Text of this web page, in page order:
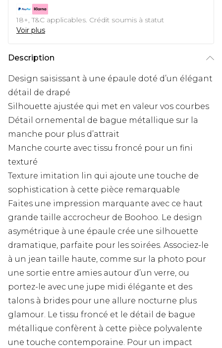
18+, T&C applicables. Crédit soumis à statut
Voir plus
Description
Design saisissant à une épaule doté d’un élégant
détail de drapé
Silhouette ajustée qui met en valeur vos courbes
Détail ornemental de bague métallique sur la
manche pour plus d’attrait
Manche courte avec tissu froncé pour un fini
texturé
Texture imitation lin qui ajoute une touche de
sophistication à cette pièce remarquable
Faites une impression marquante avec ce haut
grande taille accrocheur de Boohoo. Le design
asymétrique à une épaule crée une silhouette
dramatique, parfaite pour les soirées. Associez-le
à un jean taille haute, comme sur la photo pour
une sortie entre amies autour d’un verre, ou
portez-le avec une jupe midi élégante et des
talons à brides pour une allure nocturne plus
glamour. Le tissu froncé et le détail de bague
métallique confèrent à cette pièce polyvalente
une touche contemporaine. Pour un impact